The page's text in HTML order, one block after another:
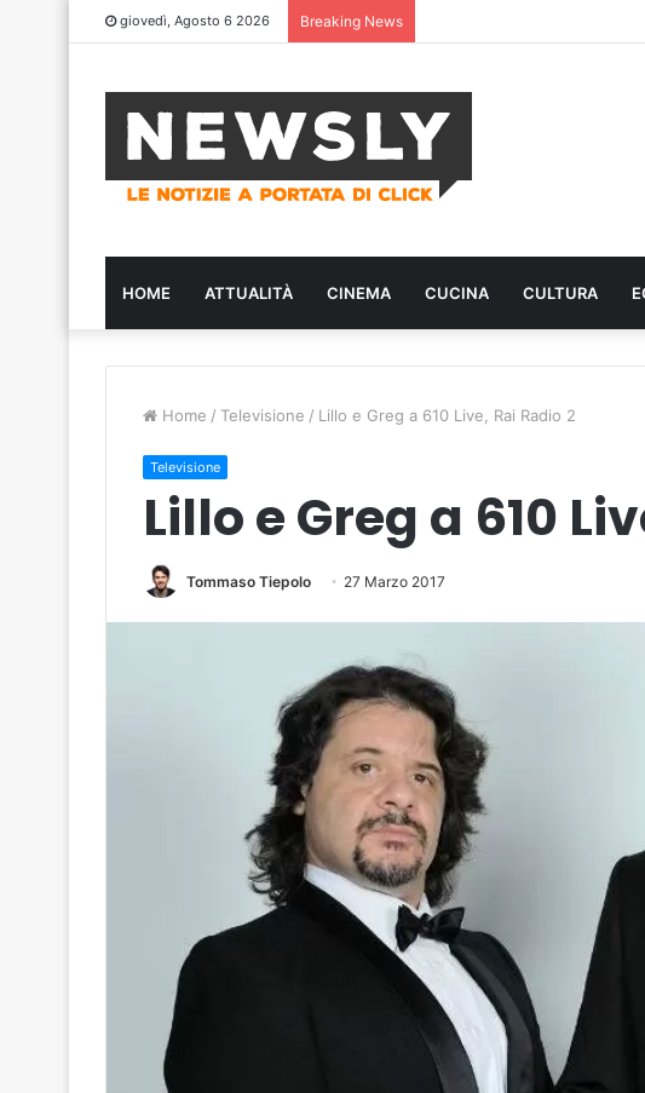
giovedì, Agosto 6 2026 Breaking News
HOME ATTUALITÀ CINEMA CUCINA CULTURA
Home / Televisione / Lillo e Greg a 610 Live, Rai Radio 2
Televisione
Lillo e Greg a 610
Tommaso Tiepolo 27 Marzo 2017